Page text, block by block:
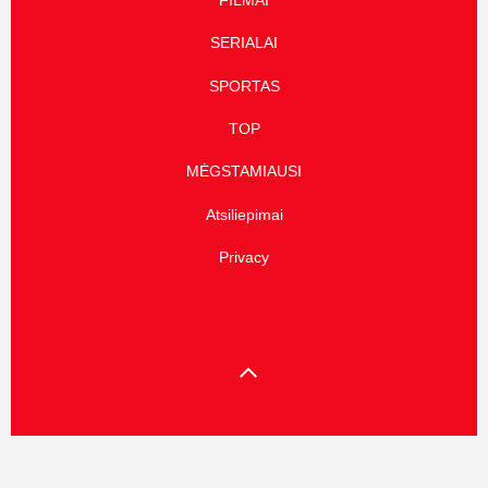
SERIALAI
SPORTAS
TOP
MĖGSTAMIAUSI
Atsiliepimai
Privacy